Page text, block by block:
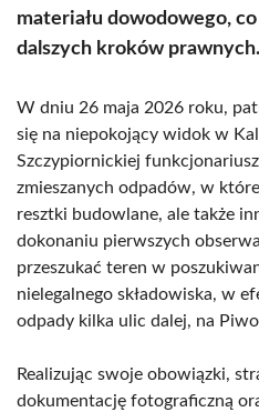
materiału dowodowego,
dalszych kroków prawnych.
W dniu 26 maja 2026 roku,
się na niepokojący widok w
Szczypiornickiej
zmieszanych odpadów, w
resztki budowlane, ale także
dokonaniu pierwszych
przeszukać teren w
nielegalnego składowiska, w
odpady kilka ulic dalej, na
Realizując swoje obowiązki,
dokumentację fotograficzną